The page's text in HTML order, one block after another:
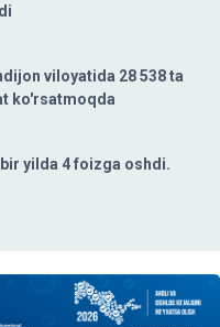
viloyatida 28 538 ta
ko'rsatmoqda
yilda 4 foizga oshdi.